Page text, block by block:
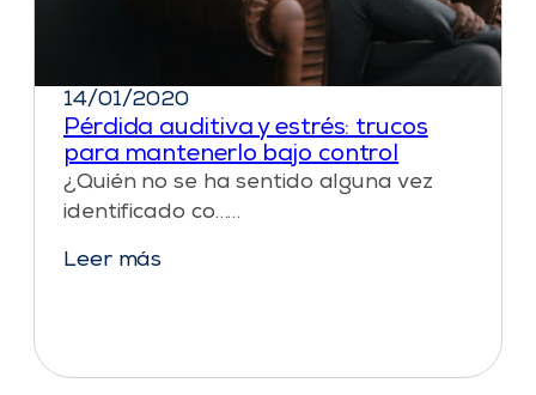
14/01/2020
Pérdida auditiva y estrés: trucos
para mantenerlo bajo control
¿Quién no se ha sentido alguna vez
identificado co……
Leer más